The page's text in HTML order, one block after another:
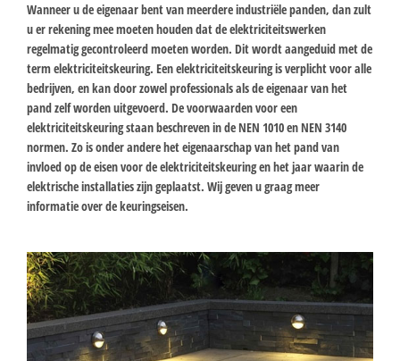
Wanneer u de eigenaar bent van meerdere industriële panden, dan zult
u er rekening mee moeten houden dat de elektriciteitswerken
regelmatig gecontroleerd moeten worden. Dit wordt aangeduid met de
term elektriciteitskeuring. Een elektriciteitskeuring is verplicht voor alle
bedrijven, en kan door zowel professionals als de eigenaar van het
pand zelf worden uitgevoerd. De voorwaarden voor een
elektriciteitskeuring staan beschreven in de NEN 1010 en NEN 3140
normen. Zo is onder andere het eigenaarschap van het pand van
invloed op de eisen voor de elektriciteitskeuring en het jaar waarin de
elektrische installaties zijn geplaatst. Wij geven u graag meer
informatie over de keuringseisen.